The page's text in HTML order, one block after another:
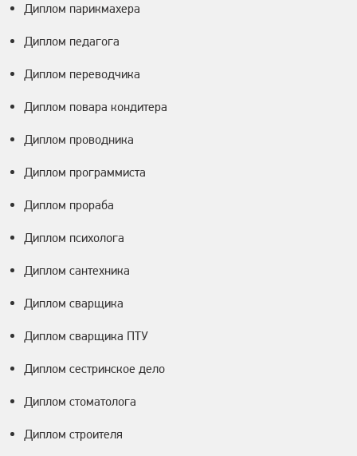
Диплом парикмахера
Диплом педагога
Диплом переводчика
Диплом повара кондитера
Диплом проводника
Диплом программиста
Диплом прораба
Диплом психолога
Диплом сантехника
Диплом сварщика
Диплом сварщика ПТУ
Диплом сестринское дело
Диплом стоматолога
Диплом строителя